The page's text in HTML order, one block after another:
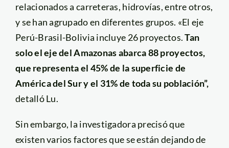
relacionados a carreteras, hidrovías, entre otros,
y se han agrupado en diferentes grupos. «El eje
Perú-Brasil-Bolivia incluye 26 proyectos.Tan
solo el eje del Amazonas abarca 88 proyectos,
que representa el 45% de la superficie de
América del Sur y el 31% de toda su población”,
detalló Lu.
Sin embargo, la investigadora precisó que
existen varios factores que se están dejando de